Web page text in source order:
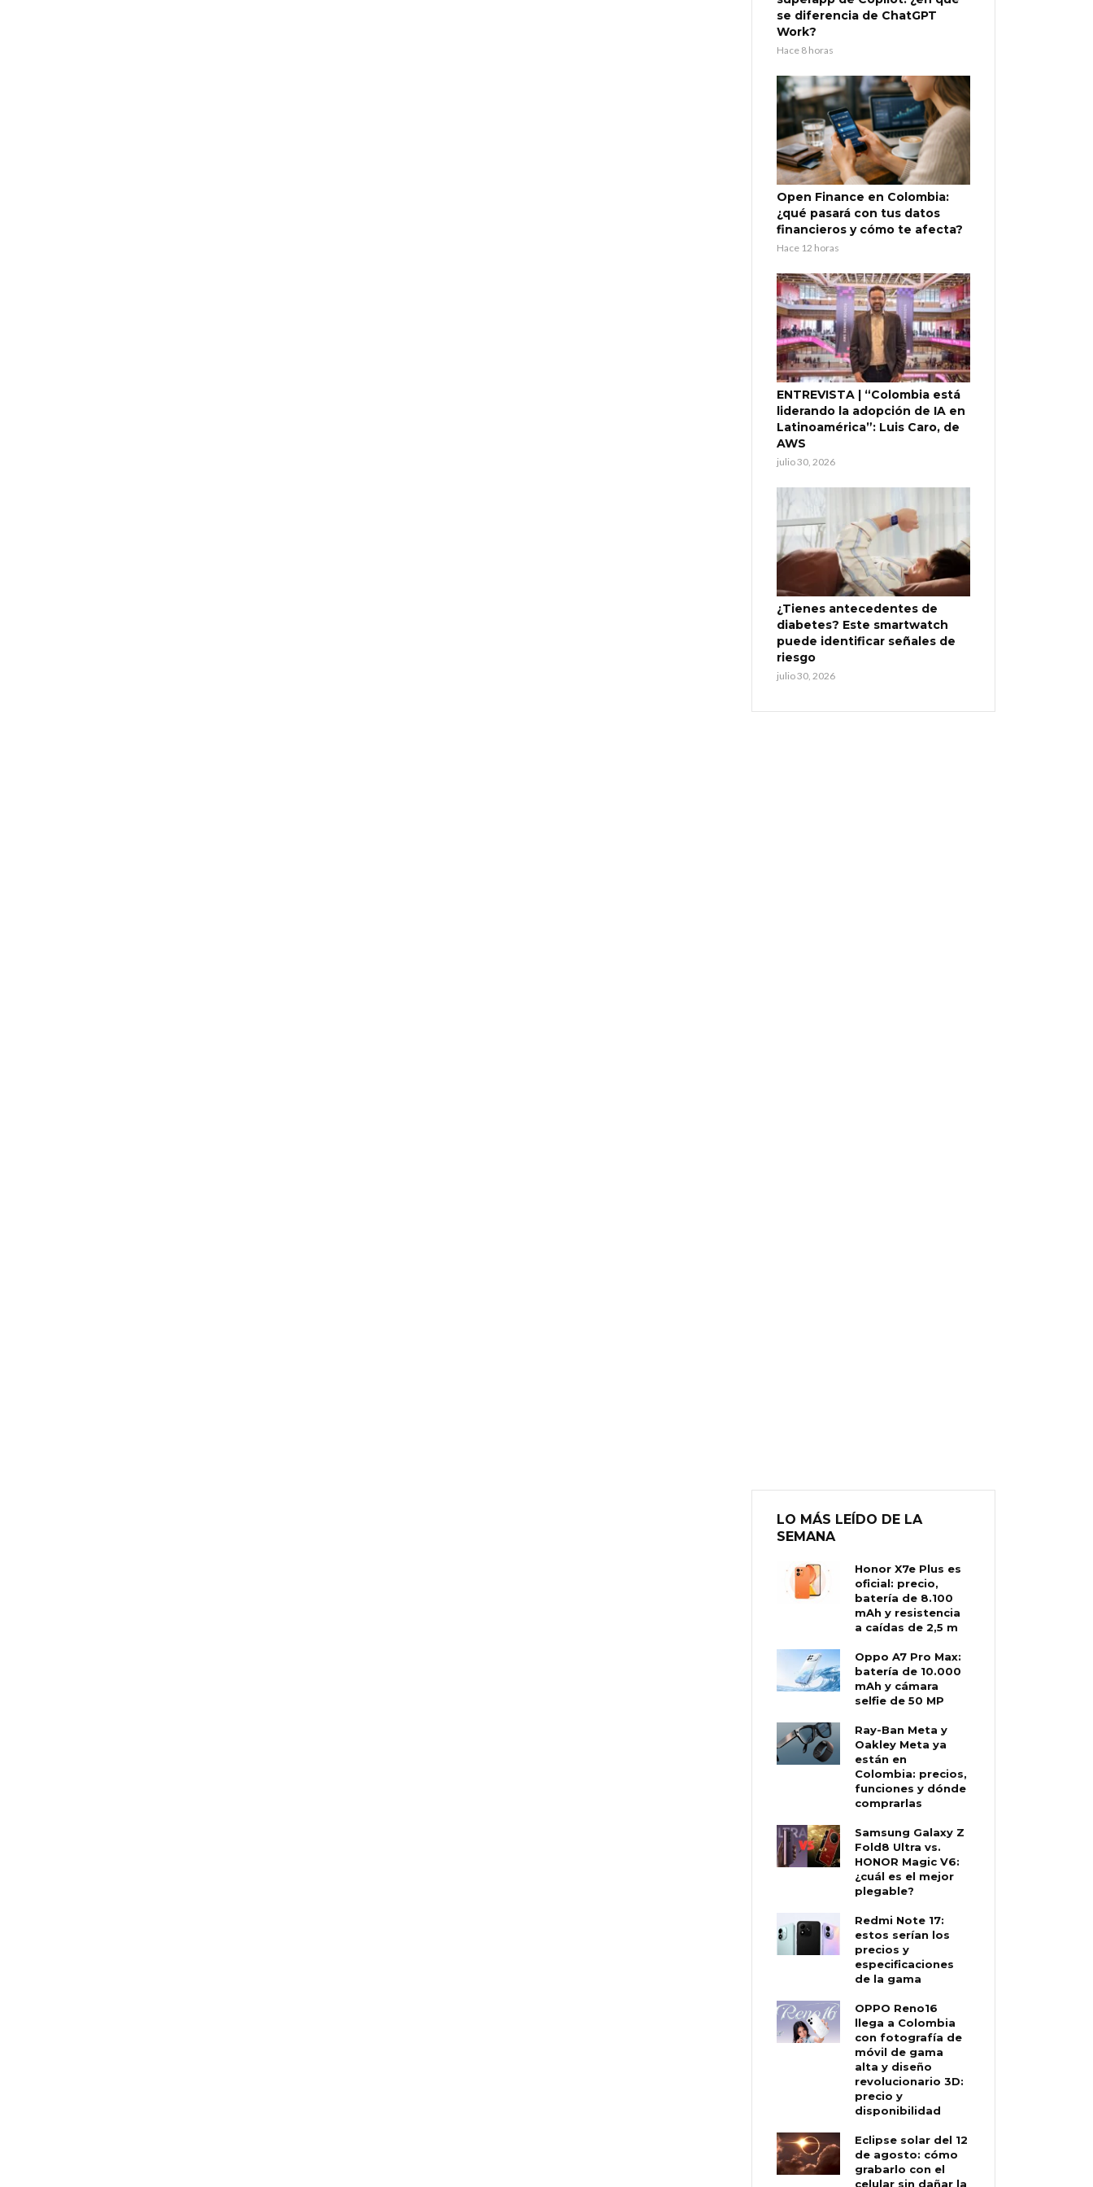
se diferencia de ChatGPT
Work?
Hace 8 horas
Open Finance en Colombia:
¿qué pasará con tus datos
financieros y cómo te afecta?
Hace 12 horas
ENTREVISTA | “Colombia está
liderando la adopción de IA en
Latinoamérica”: Luis Caro, de
AWS
julio 30, 2026
¿Tienes antecedentes de
diabetes? Este smartwatch
puede identificar señales de
riesgo
julio 30, 2026
LO MÁS LEÍDO DE LA
SEMANA
Honor X7e Plus es
oficial: precio,
batería de 8.100
mAh y resistencia
a caídas de 2,5 m
Oppo A7 Pro Max:
batería de 10.000
mAh y cámara
selfie de 50 MP
Ray-Ban Meta y
Oakley Meta ya
están en
Colombia: precios,
funciones y dónde
comprarlas
Samsung Galaxy Z
Fold8 Ultra vs.
HONOR Magic V6:
¿cuál es el mejor
plegable?
Redmi Note 17:
estos serían los
precios y
especificaciones
de la gama
OPPO Reno16
llega a Colombia
con fotografía de
móvil de gama
alta y diseño
revolucionario 3D:
precio y
disponibilidad
Eclipse solar del 12
de agosto: cómo
grabarlo con el
celular sin dañar la